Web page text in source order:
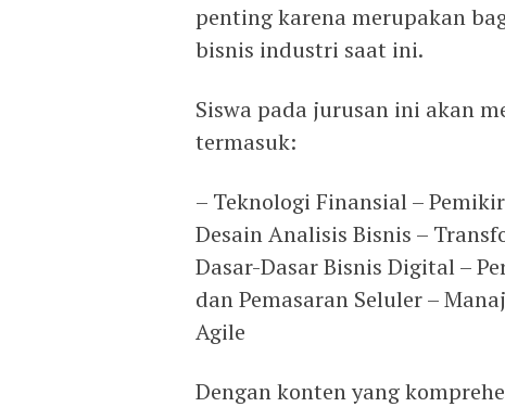
penting karena merupakan
bisnis industri saat ini.
Siswa pada jurusan ini akan
termasuk:
– Teknologi Finansial –
Desain Analisis Bisnis –
Dasar-Dasar Bisnis Digital –
dan Pemasaran Seluler –
Agile
Dengan konten yang